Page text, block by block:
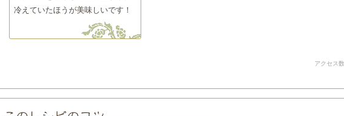
冷えていたほうが美味しいです！
アクセス